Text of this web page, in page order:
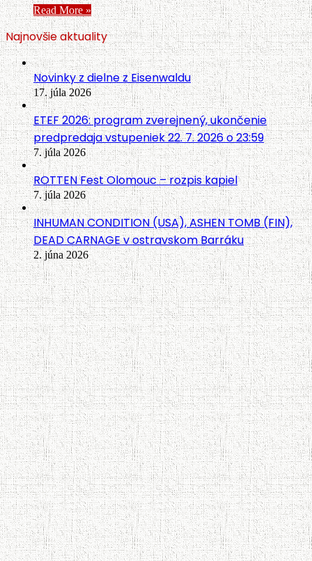
Read More »
Najnovšie aktuality
Novinky z dielne z Eisenwaldu
17. júla 2026
ETEF 2026: program zverejnený, ukončenie
predpredaja vstupeniek 22. 7. 2026 o 23:59
7. júla 2026
ROTTEN Fest Olomouc – rozpis kapiel
7. júla 2026
INHUMAN CONDITION (USA), ASHEN TOMB (FIN),
DEAD CARNAGE v ostravskom Barráku
2. júna 2026